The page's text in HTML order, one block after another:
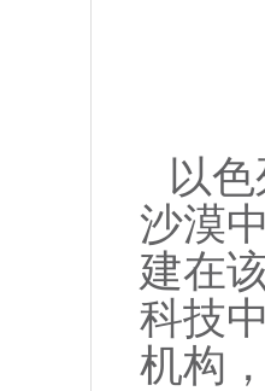
以
沙漠
建在
科技
机构